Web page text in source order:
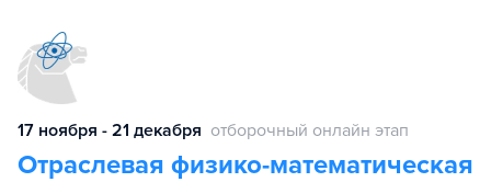
17 ноября - 21 декабря отборочный онлайн этап
Отраслевая физико-математическая